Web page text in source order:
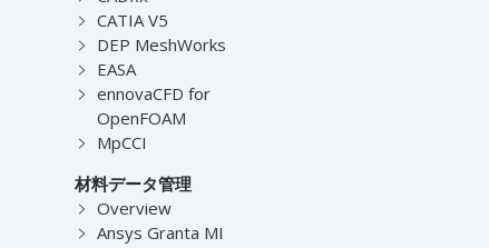
CATIA V5
DEP MeshWorks
EASA
ennovaCFD for
OpenFOAM
MpCCI
材料データ管理
Overview
Ansys Granta MI